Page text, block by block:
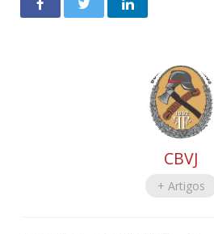
CBVJ
+ Artigos